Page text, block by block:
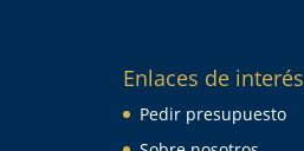
Enlaces de interés
Pedir presupuesto